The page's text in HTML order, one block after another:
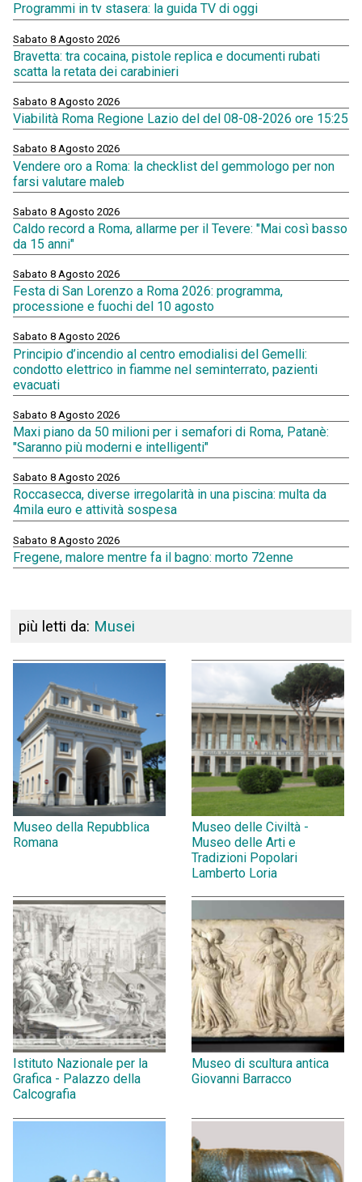
Programmi in tv stasera: la guida TV di oggi
Sabato 8 Agosto 2026
Bravetta: tra cocaina, pistole replica e documenti rubati
scatta la retata dei carabinieri
Sabato 8 Agosto 2026
Viabilità Roma Regione Lazio del del 08-08-2026 ore 15:25
Sabato 8 Agosto 2026
Vendere oro a Roma: la checklist del gemmologo per non
farsi valutare maleb
Sabato 8 Agosto 2026
Caldo record a Roma, allarme per il Tevere: "Mai così basso
da 15 anni"
Sabato 8 Agosto 2026
Festa di San Lorenzo a Roma 2026: programma,
processione e fuochi del 10 agosto
Sabato 8 Agosto 2026
Principio d’incendio al centro emodialisi del Gemelli:
condotto elettrico in fiamme nel seminterrato, pazienti
evacuati
Sabato 8 Agosto 2026
Maxi piano da 50 milioni per i semafori di Roma, Patanè:
"Saranno più moderni e intelligenti"
Sabato 8 Agosto 2026
Roccasecca, diverse irregolarità in una piscina: multa da
4mila euro e attività sospesa
Sabato 8 Agosto 2026
Fregene, malore mentre fa il bagno: morto 72enne
più letti da: Musei
Museo della Repubblica
Romana
Museo delle Civiltà -
Museo delle Arti e
Tradizioni Popolari
Lamberto Loria
Istituto Nazionale per la
Grafica - Palazzo della
Calcografia
Museo di scultura antica
Giovanni Barracco